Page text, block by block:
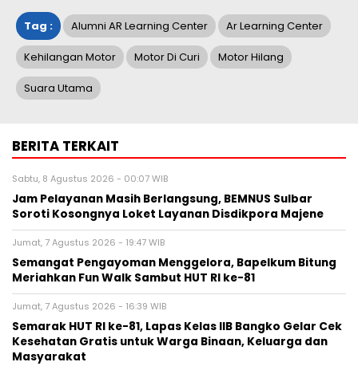
Tag : Alumni AR Learning Center Ar Learning Center
Kehilangan Motor Motor Di Curi Motor Hilang
Suara Utama
BERITA TERKAIT
Sabtu, 8 Agustus 2026 - 00:07 WIB
Jam Pelayanan Masih Berlangsung, BEMNUS Sulbar
Soroti Kosongnya Loket Layanan Disdikpora Majene
Jumat, 7 Agustus 2026 - 19:47 WIB
Semangat Pengayoman Menggelora, Bapelkum Bitung
Meriahkan Fun Walk Sambut HUT RI ke-81
Jumat, 7 Agustus 2026 - 16:39 WIB
Semarak HUT RI ke-81, Lapas Kelas IIB Bangko Gelar Cek
Kesehatan Gratis untuk Warga Binaan, Keluarga dan
Masyarakat